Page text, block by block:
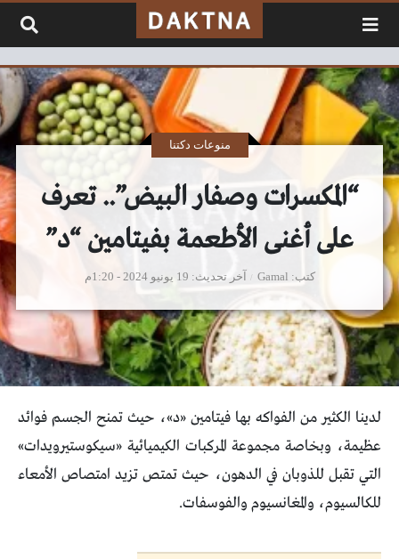
“المكسرات وصفار البيض”.. تعرف
على أغنى الأطعمة بفيتامين “د”
كتب Gamal
منوعات دكتنا
آخر تحديث 19 يونيو 2024 - 1:20م
لدينا الكثير من الفواكه بها فيتامين «د»، حيث تمنح الجسم فوائد
عظيمة، وبخاصة مجموعة المركبات الكيميائية «سيكوستيرويدات»
التي تقبل للذوبان في الدهون، حيث تمتص تزيد امتصاص الأمعاء
للكالسيوم، والمغانسيوم والفوسفات.